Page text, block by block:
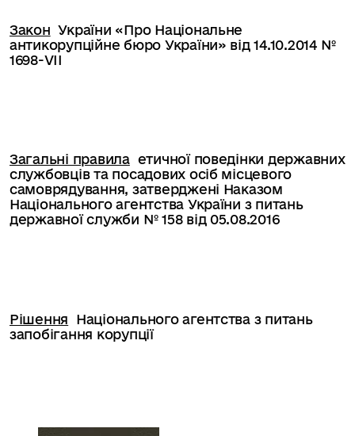
Закон України «Про Національне
антикорупційне бюро України» від 14.10.2014 №
1698-VII
Загальні правила етичної поведінки державних
службовців та посадових осіб місцевого
самоврядування, затверджені Наказом
Національного агентства України з питань
державної служби № 158 від 05.08.2016
Рішення
Національного агентства з питань
запобігання корупції